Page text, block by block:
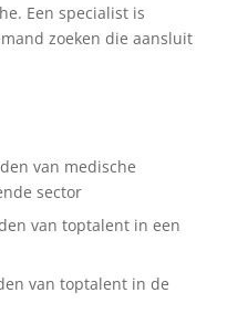
Een specialist is
zoeken die aansluit
van medische
sector
van toptalent in een
van toptalent in de